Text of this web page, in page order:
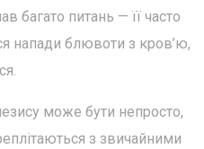
багато питань — її часто
напади блювоти з кров’ю,
може бути непросто,
з звичайними